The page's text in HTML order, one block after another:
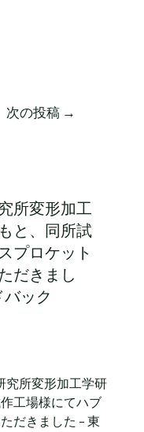
次の投稿 →
所変形加工
と、同所試
プロケット
だきまし
ック
究所変形加工学研
工場様にてハブ
だきました – 東